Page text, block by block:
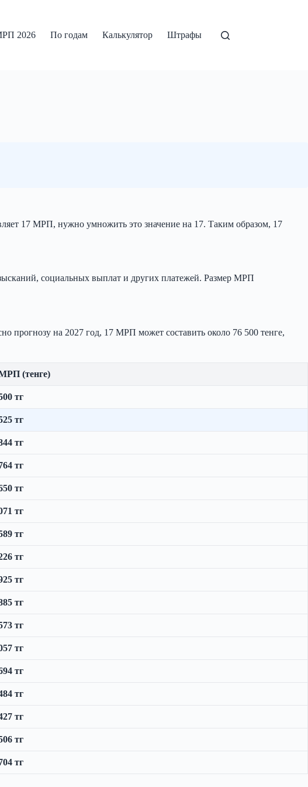
2026
По годам Калькулятор Штрафы
17 МРП, нужно умножить это значение на 17. Таким образом, 17
социальных выплат и других платежей. Размер МРП
прогнозу на 2027 год, 17 МРП может составить около 76 500 тенге,
(тенге)
тг
тг
тг
тг
тг
тг
тг
тг
тг
тг
тг
тг
тг
тг
тг
тг
тг